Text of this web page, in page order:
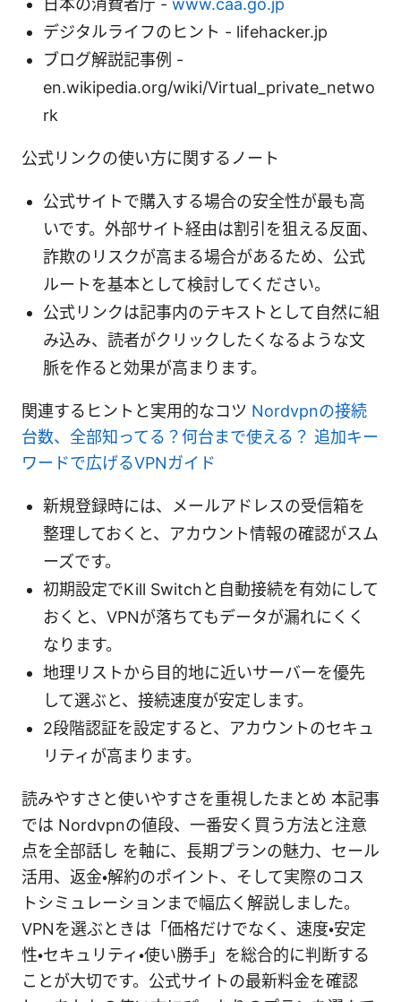
日本の消費者庁 - www.caa.go.jp
デジタルライフのヒント - lifehacker.jp
ブログ解説記事例 -
en.wikipedia.org/wiki/Virtual_private_netwo
rk
公式リンクの使い方に関するノート
公式サイトで購入する場合の安全性が最も高
いです。外部サイト経由は割引を狙える反面、
詐欺のリスクが高まる場合があるため、公式
ルートを基本として検討してください。
公式リンクは記事内のテキストとして自然に組
み込み、読者がクリックしたくなるような文
脈を作ると効果が高まります。
関連するヒントと実用的なコツ Nordvpnの接続
台数、全部知ってる？何台まで使える？ 追加キー
ワードで広げるVPNガイド
新規登録時には、メールアドレスの受信箱を
整理しておくと、アカウント情報の確認がスム
ーズです。
初期設定でKill Switchと自動接続を有効にして
おくと、VPNが落ちてもデータが漏れにくく
なります。
地理リストから目的地に近いサーバーを優先
して選ぶと、接続速度が安定します。
2段階認証を設定すると、アカウントのセキュ
リティが高まります。
読みやすさと使いやすさを重視したまとめ 本記事
では Nordvpnの値段、一番安く買う方法と注意
点を全部話し を軸に、長期プランの魅力、セール
活用、返金・解約のポイント、そして実際のコス
トシミュレーションまで幅広く解説しました。
VPNを選ぶときは「価格だけでなく、速度・安定
性・セキュリティ・使い勝手」を総合的に判断する
ことが大切です。公式サイトの最新料金を確認